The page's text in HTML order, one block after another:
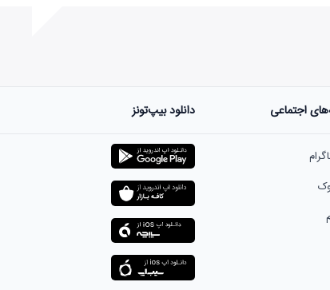
اجتماعی دانلود بیپ‌تونز